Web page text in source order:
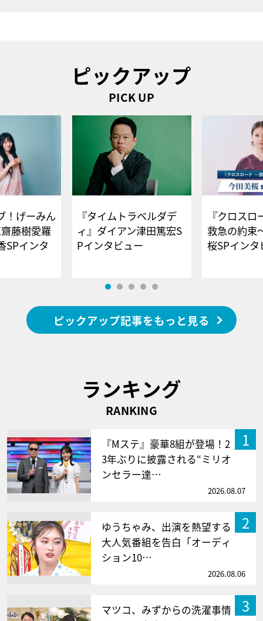
ピックアップ
PICK UP
！げーみん
藤樹愛羅
SPインタ
『タイムトラベルダデ
ィ』ダイアン津田篤宏S
Pインタビュー
『クロス
救急の約束
桜SPイ
ピックアップ記事をもっと見る
ランキング
RANKING
1
『Mステ』豪華8組が登場！2
3年ぶりに披露される“ミリオ
ンセラー達…
2026.08.07
2
ゆうちゃみ、出演を熱望する
大人気番組を告白「オーディ
ション10…
2026.08.06
3
マツコ、みずからの洗濯事情